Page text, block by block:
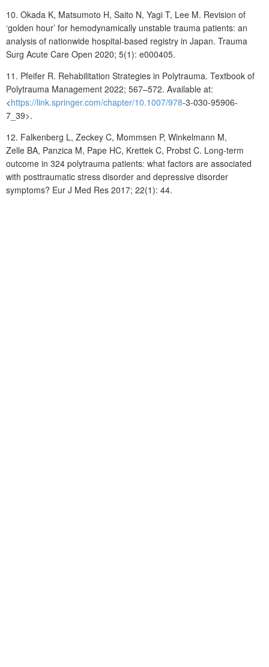
10. Okada K, Matsumoto H, Saito N, Yagi T, Lee M. Revision of
‘golden hour’ for hemodynamically unstable trauma patients: an
analysis of nationwide hospital-based registry in Japan. Trauma
Surg Acute Care Open 2020; 5(1): e000405.
11. Pfeifer R. Rehabilitation Strategies in Polytrauma. Textbook of
Polytrauma Management 2022; 567–572. Avai­lable at:
<https://link.springer.com/chapter/10.1007/978-3-030-95906-
7_39>.
12. Falkenberg L, Zeckey C, Mommsen P, Winkelmann M,
Zelle BA, Panzica M, Pape HC, Krettek C, Probst C. Long-term
outcome in 324 polytrauma patients: what factors are associated
with posttraumatic stress disorder and depressive disorder
symptoms? Eur J Med Res 2017; 22(1): 44.